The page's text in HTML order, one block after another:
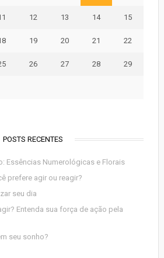
12 13 14 15
19 20 21 22
26 27 28 29
POSTS RECENTES
Essências Numerológicas e Florais
prefere agir ou reagir?
seu dia
Entenda sua força de ação pela
seu sonho?